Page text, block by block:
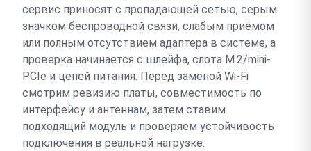
сервис приносят с пропадающей сетью, серым
значком беспроводной связи, слабым приёмом
или полным отсутствием адаптера в системе, а
проверка начинается с шлейфа, слота M.2/mini-
PCIe и цепей питания. Перед заменой Wi-Fi
смотрим ревизию платы, совместимость по
интерфейсу и антеннам, затем ставим
подходящий модуль и проверяем устойчивость
подключения в реальной нагрузке.